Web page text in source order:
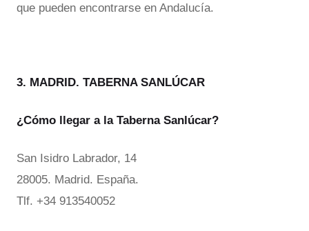
que pueden encontrarse en Andalucía.
3. MADRID. TABERNA SANLÚCAR
¿Cómo llegar a la Taberna Sanlúcar?
San Isidro Labrador, 14
28005. Madrid. España.
Tlf. +34 913540052